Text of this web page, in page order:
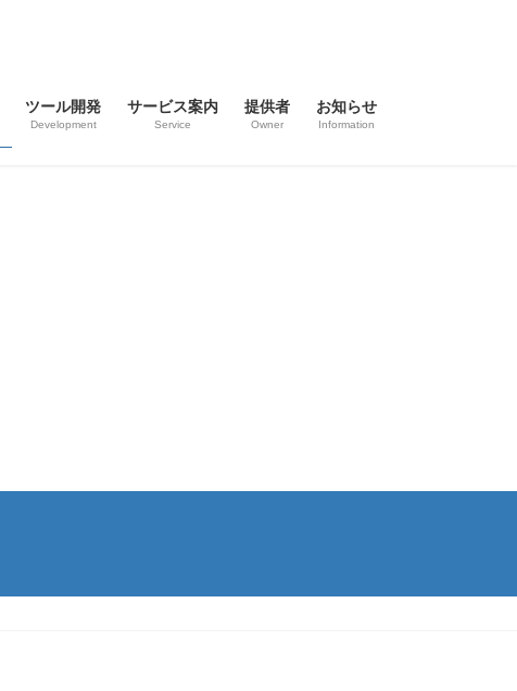
ツール開発
Development
サービス案内
Service
提供者
Owner
お知らせ
Information